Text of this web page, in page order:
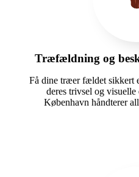
Træfældning og
Få dine træer fældet sikkert
deres trivsel og
København håndterer